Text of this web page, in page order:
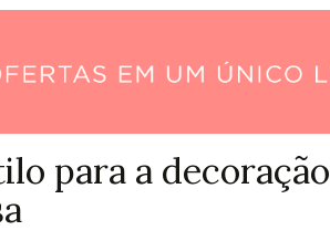
para a decoração